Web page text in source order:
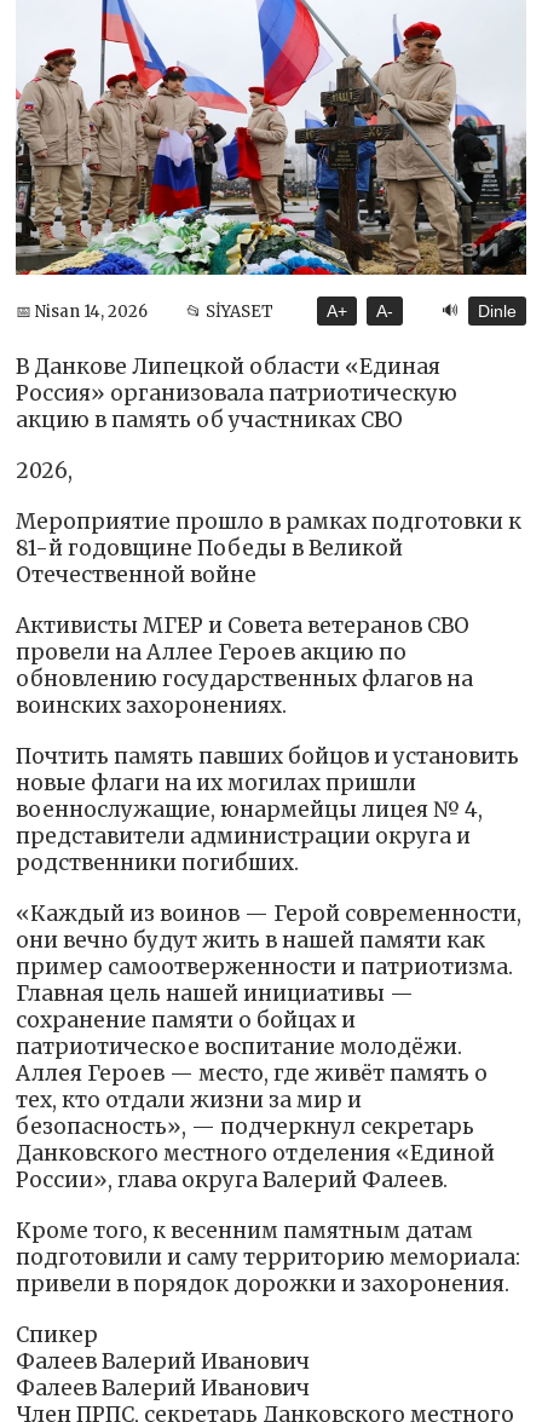
📅 Nisan 14, 2026 📂 SİYASET A+ A- 🔊 Dinle
В Данкове Липецкой области «Единая
Россия» организовала патриотическую
акцию в память об участниках СВО
2026,
Мероприятие прошло в рамках подготовки к
81-й годовщине Победы в Великой
Отечественной войне
Активисты МГЕР и Совета ветеранов СВО
провели на Аллее Героев акцию по
обновлению государственных флагов на
воинских захоронениях.
Почтить память павших бойцов и установить
новые флаги на их могилах пришли
военнослужащие, юнармейцы лицея № 4,
представители администрации округа и
родственники погибших.
«Каждый из воинов — Герой современности,
они вечно будут жить в нашей памяти как
пример самоотверженности и патриотизма.
Главная цель нашей инициативы —
сохранение памяти о бойцах и
патриотическое воспитание молодёжи.
Аллея Героев — место, где живёт память о
тех, кто отдали жизни за мир и
безопасность», — подчеркнул секретарь
Данковского местного отделения «Единой
России», глава округа Валерий Фалеев.
Кроме того, к весенним памятным датам
подготовили и саму территорию мемориала:
привели в порядок дорожки и захоронения.
Спикер
Фалеев Валерий Иванович
Фалеев Валерий Иванович
Член ПРПС, секретарь Данковского местного